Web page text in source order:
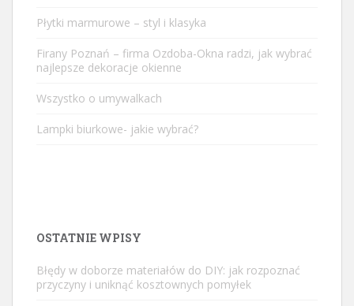
Płytki marmurowe – styl i klasyka
Firany Poznań – firma Ozdoba-Okna radzi, jak wybrać
najlepsze dekoracje okienne
Wszystko o umywalkach
Lampki biurkowe- jakie wybrać?
OSTATNIE WPISY
Błędy w doborze materiałów do DIY: jak rozpoznać
przyczyny i uniknąć kosztownych pomyłek